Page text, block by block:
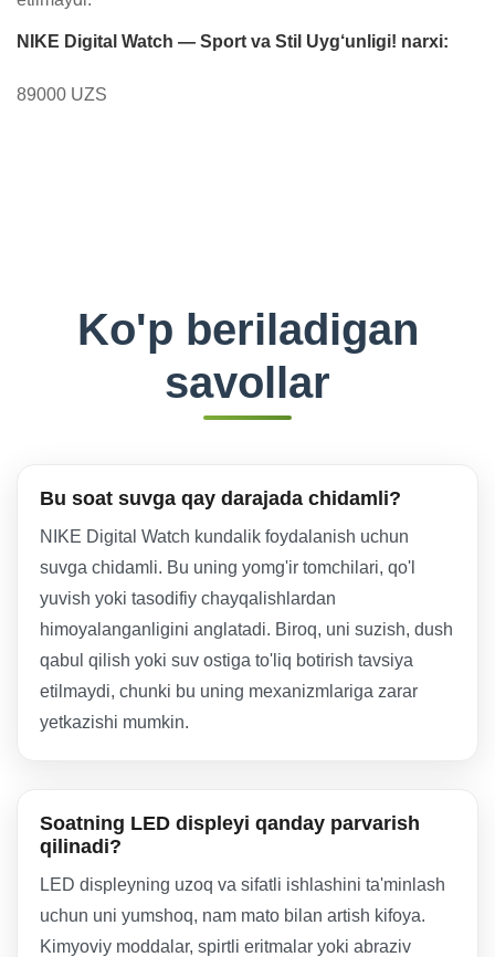
NIKE Digital Watch — Sport va Stil Uyg‘unligi! narxi:
89000 UZS
Ko'p beriladigan
savollar
Bu soat suvga qay darajada chidamli?
NIKE Digital Watch kundalik foydalanish uchun
suvga chidamli. Bu uning yomg'ir tomchilari, qo'l
yuvish yoki tasodifiy chayqalishlardan
himoyalanganligini anglatadi. Biroq, uni suzish, dush
qabul qilish yoki suv ostiga to'liq botirish tavsiya
etilmaydi, chunki bu uning mexanizmlariga zarar
yetkazishi mumkin.
Soatning LED displeyi qanday parvarish
qilinadi?
LED displeyning uzoq va sifatli ishlashini ta'minlash
uchun uni yumshoq, nam mato bilan artish kifoya.
Kimyoviy moddalar, spirtli eritmalar yoki abraziv